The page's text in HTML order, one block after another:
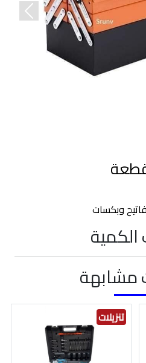
وبكسات
مشابهة
تنزيلات